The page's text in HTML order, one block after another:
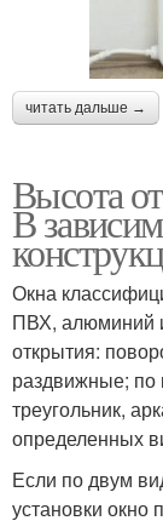
читать дальше →
Высота
В
Окна
ПВХ, алюминий
открытия:
раздвижные; по
треугольник,
определенных
Если по двум
установки окно